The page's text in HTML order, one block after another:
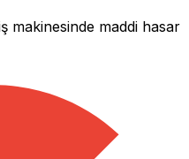
makinesinde maddi hasar